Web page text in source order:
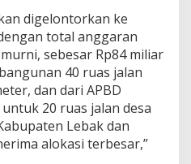
digelontorkan ke
total anggaran
sebesar Rp84 miliar
40 ruas jalan
dan dari APBD
20 ruas jalan desa
Lebak dan
alokasi terbesar,”